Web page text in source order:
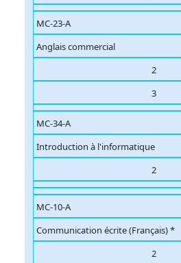
MC-23-A
Anglais commercial
2
3
MC-34-A
Introduction à l'informatique
2
MC-10-A
Communication écrite (Français) *
2